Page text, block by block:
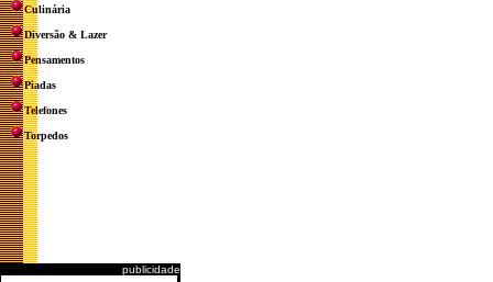
Culinária
Diversão & Lazer
Pensamentos
Piadas
Telefones
Torpedos
publicidade